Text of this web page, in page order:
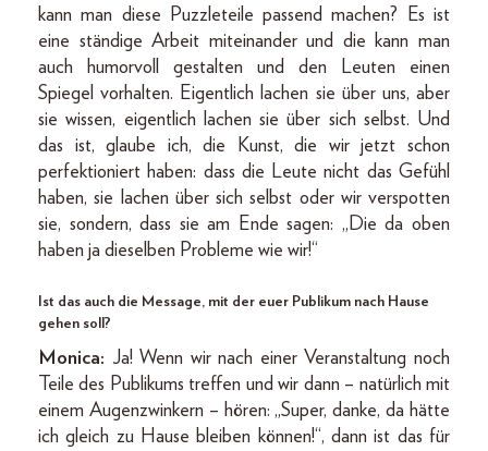
kann man diese Puzzleteile passend machen? Es ist
eine ständige Arbeit miteinander und die kann man
auch humorvoll gestalten und den Leuten einen
Spiegel vorhalten. Eigentlich lachen sie über uns, aber
sie wissen, eigentlich lachen sie über sich selbst. Und
das ist, glaube ich, die Kunst, die wir jetzt schon
perfektioniert haben: dass die Leute nicht das Gefühl
haben, sie lachen über sich selbst oder wir verspotten
sie, sondern, dass sie am Ende sagen: „Die da oben
haben ja dieselben Probleme wie wir!“
Ist das auch die Message, mit der euer Publikum nach Hause
gehen soll?
Monica: Ja! Wenn wir nach einer Veranstaltung noch
Teile des Publikums treffen und wir dann – natürlich mit
einem Augenzwinkern – hören: „Super, danke, da hätte
ich gleich zu Hause bleiben können!“, dann ist das für